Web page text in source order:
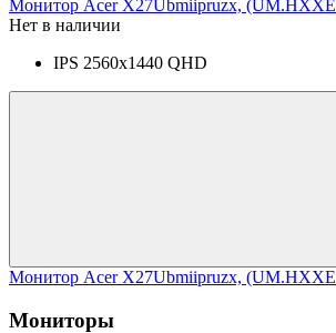
Монитор Acer X27Ubmiipruzx,
Нет в наличии
IPS 2560x1440 QHD
Монитор Acer X27Ubmiipruzx,
Мониторы